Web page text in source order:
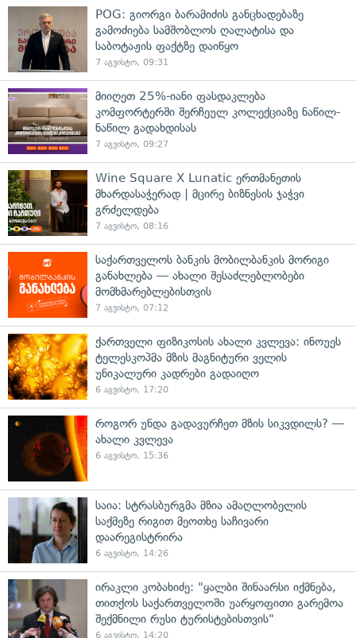
POG: გიორგი ბარამიძის განცხადებაზე
გამოძიება სამშობლოს ღალატისა და
საბოტაჟის ფაქტზე დაიწყო
7 აგვისტო, 09:31
მიიღეთ 25%-იანი ფასდაკლება
კომფორტერში შერჩეულ კოლექციაზე ნაწილ-
ნაწილ გადახდისას
7 აგვისტო, 09:27
Wine Square X Lunatic ერთმანეთის
მხარდასაჭერად | მცირე ბიზნესის ჯაჭვი
გრძელდება
7 აგვისტო, 08:16
საქართველოს ბანკის მობილბანკის მორიგი
განახლება — ახალი შესაძლებლობები
მომხმარებლებისთვის
7 აგვისტო, 07:12
ქართველი ფიზიკოსის ახალი კვლევა: ინოუეს
ტელესკოპმა მზის მაგნიტური ველის
უნიკალური კადრები გადაიღო
6 აგვისტო, 17:20
როგორ უნდა გადავურჩეთ მზის სიკვდილს? —
ახალი კვლევა
6 აგვისტო, 15:36
საია: სტრასბურგმა მზია ამაღლობელის
საქმეზე რიგით მეოთხე საჩივარი
დაარეგისტრირა
6 აგვისტო, 14:26
ირაკლი კობახიძე: "ყალბი შინაარსი იქმნება,
თითქოს საქართველოში უარყოფითი გარემოა
შექმნილი რუსი ტურისტებისთვის"
6 აგვისტო, 14:20